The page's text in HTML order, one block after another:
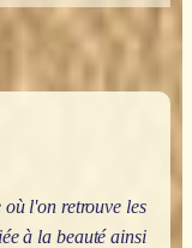
l'on retrouve les
à la beauté ainsi